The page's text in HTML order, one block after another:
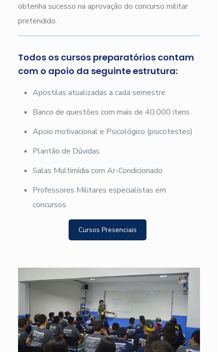
obtenha sucesso na aprovação do concurso militar
pretendido.
Todos os cursos preparatórios contam
com o apoio da seguinte estrutura:
Apostilas atualizadas a cada semestre
Banco de questões com mais de 40.000 itens
Apoio motivacional e Psicológico (psicotestes)
Plantão de Dúvidas
Salas Multimídia com Ar-Condicionado
Professores Militares especialistas em
concursos
Cursos Presenciais